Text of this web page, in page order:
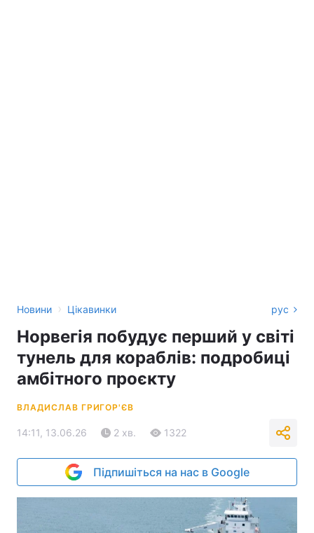
Новини › Цікавинки рус
Норвегія побудує перший у світі
тунель для кораблів: подробиці
амбітного проєкту
ВЛАДИСЛАВ ГРИГОР'ЄВ
14:11, 13.06.26 2 хв. 1322
Підпишіться на нас в Google